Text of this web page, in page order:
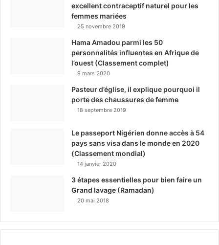
excellent contraceptif naturel pour les
femmes mariées
25 novembre 2019
Hama Amadou parmi les 50
personnalités influentes en Afrique de
l’ouest (Classement complet)
9 mars 2020
Pasteur d’église, il explique pourquoi il
porte des chaussures de femme
18 septembre 2019
Le passeport Nigérien donne accès à 54
pays sans visa dans le monde en 2020
(Classement mondial)
14 janvier 2020
3 étapes essentielles pour bien faire un
Grand lavage (Ramadan)
20 mai 2018